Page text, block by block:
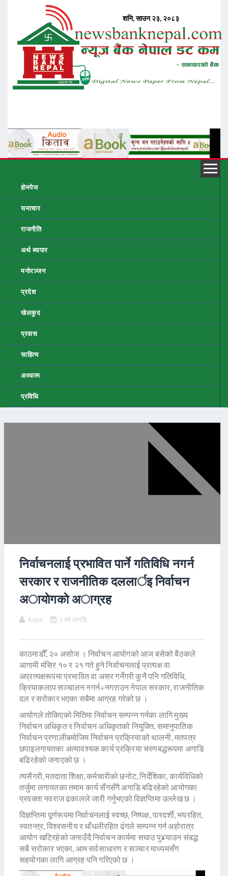
होमपेज
समाचार
राजनीति
अर्थ ब्यापार
मनोरञ्जन
प्रदेश
खेलकुद
प्रवास
साहित्य
अध्यात्म
प्रविधि
निर्वाचनलाई प्रभावित पार्ने गतिविधि नगर्न
सरकार र राजनीतिक दललार्इ निर्वाचन
अायाेगकाे अाग्रह
Arjun ९ वर्ष अगाडि
काठमाडौँ, २० असोज । निर्वाचन आयोगको आज बसेको बैठकले
आगामी मंसिर १० र २१ गते हुने निर्वाचनलाई प्रत्यक्ष वा
अप्रत्यक्षरूपमा प्रभावित वा असर गर्नेगरी कुनै पनि गतिविधि,
क्रियाकलाप सञ्चालन नगर्न÷नगराउन नेपाल सरकार, राजनीतिक
दल र सरोकार भएका सबैमा आग्रह गरेको छ ।
आयोगले तोकिएको मितिमा निर्वाचन सम्पन्न गर्नका लागि मुख्य
निर्वाचन अधिकृत र निर्वाचन अधिकृतको नियुक्ति, समानुपातिक
निर्वाचन प्रणालीबमोजिम निर्वाचन प्रक्रियाको थालनी, मतपत्र
छपाइलगायतका अत्यावश्यक कार्य प्रक्रिया चरणबद्धरूपमा अगाडि
बढिरहेको जनाएको छ ।
त्यसैगरी, मतदाता शिक्षा, कर्मचारीको छनोट, निर्देशिका, कार्यविधिको
तर्जुमा लगायतका तमाम कार्य सँगसँगै अगाडि बढिरहेको आयोगका
प्रवक्ता नवराज ढकालले जारी गर्नुभएको विज्ञप्तिमा उल्लेख छ ।
विज्ञप्तिमा पूर्णरूपमा निर्वाचनलाई स्वच्छ, निष्पक्ष, पारदर्शी, भयरहित,
स्वतन्त्र, विश्वसनीय र धाँधलीरहित ढंगले सम्पन्न गर्न अहोरात्र
आयोग खटिरहेको जनाउँदै निर्वाचन कार्यमा सघाउ पु¥याउन संबद्ध
सबै सरोकार भएका, आम सर्वसाधारण र सञ्चार माध्यमसँग
सहयोगका लागि आग्रह पनि गरिएको छ ।